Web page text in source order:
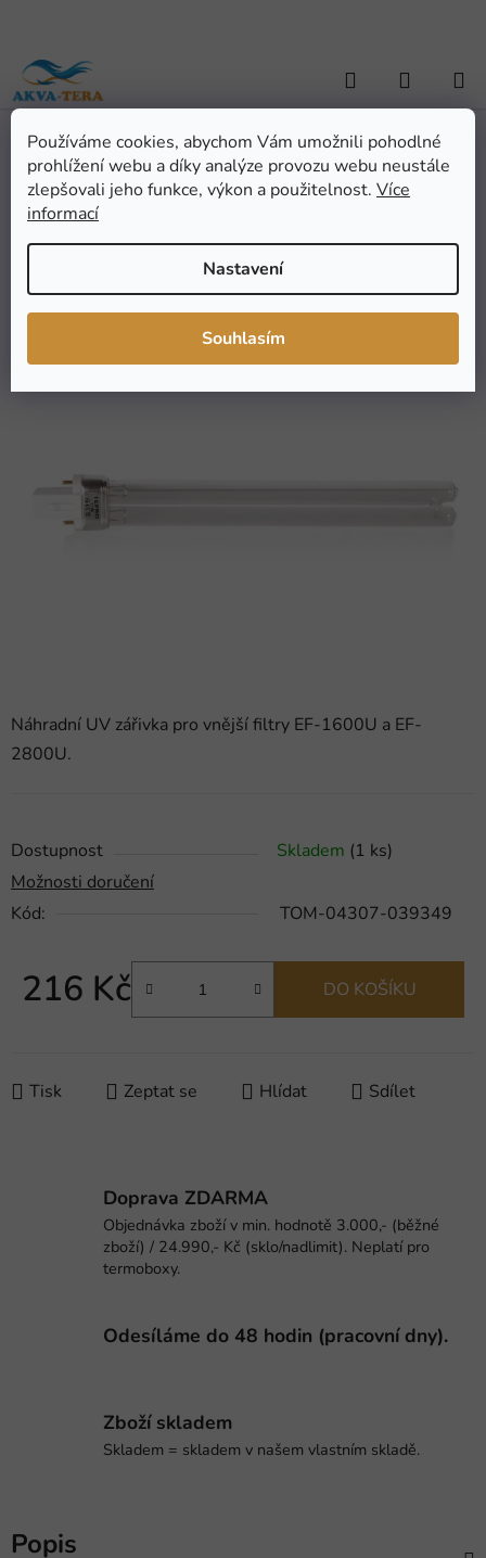
Používáme cookies, abychom Vám umožnili pohodlné
prohlížení webu a díky analýze provozu webu neustále
zlepšovali jeho funkce, výkon a použitelnost. Více
informací
Nastavení
Souhlasím
obsah
Hledat
KOŠÍK
Domů / ZAHRADNÍ JEZÍRKA / Náhradní díly / UV zářivka pro Resun
EF-1600U a EF-2800U
Náhradní UV zářivka pro vnější filtry EF-1600U a EF-
2800U.
Dostupnost Skladem (1 ks)
Možnosti doručení
Kód:
TOM-04307-039349
216 Kč DO KOŠÍKU
Tisk Zeptat se Hlídat Sdílet
UV zářivka pro Resun EF-
1600U a EF-2800U
hodnocení
0,0
hvězdiček.
Podrobnosti hodnocení
Značka:Tommi
Doprava ZDARMA
Objednávka zboží v min. hodnotě 3.000,- (běžné
zboží) / 24.990,- Kč (sklo/nadlimit). Neplatí pro
termoboxy.
Odesíláme do 48 hodin (pracovní dny).
Zboží skladem
Skladem = skladem v našem vlastním skladě.
Popis